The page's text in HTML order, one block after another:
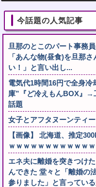
今話題の人気記事
旦那のとこのパート事務
「あんな物(昼食)を旦那
い！」と言い出し...
電気代1時間16円で全身
庫”『ど冷えもんBOX』→
話題
女子とアフタヌーンティ
【画像】 北海道、推定
ｗｗｗｗｗｗｗｗｗｗｗｗ
エネ夫に離婚を突きつけ
んできた 堂々と「離婚の
参りました」と言ってい